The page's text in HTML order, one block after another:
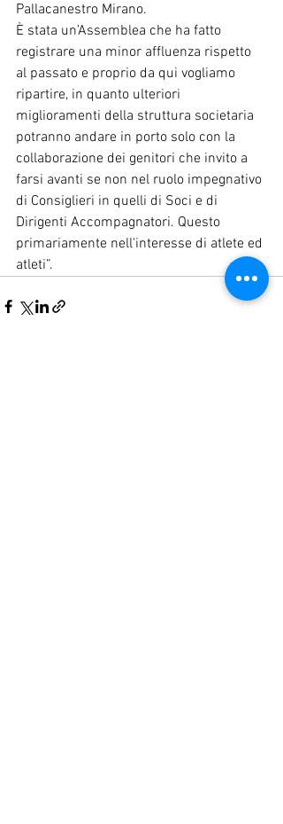
Pallacanestro Mirano.
È stata un’Assemblea che ha fatto
registrare una minor affluenza rispetto
al passato e proprio da qui vogliamo
ripartire, in quanto ulteriori
miglioramenti della struttura societaria
potranno andare in porto solo con la
collaborazione dei genitori che invito a
farsi avanti se non nel ruolo impegnativo
di Consiglieri in quelli di Soci e di
Dirigenti Accompagnatori. Questo
primariamente nell'interesse di atlete ed
atleti”.